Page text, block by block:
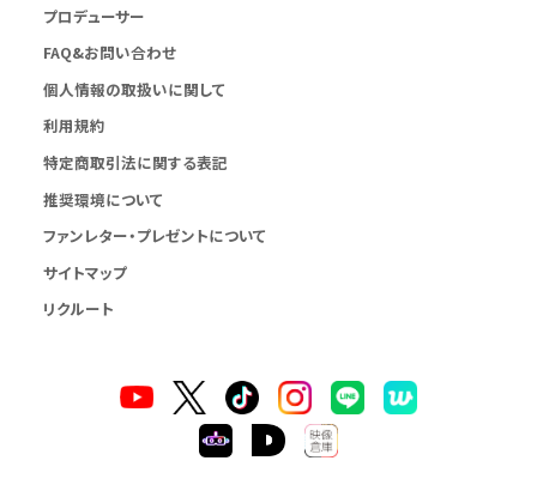
プロデューサー
FAQ&お問い合わせ
個人情報の取扱いに関して
利用規約
特定商取引法に関する表記
推奨環境について
ファンレター・プレゼントについて
サイトマップ
リクルート